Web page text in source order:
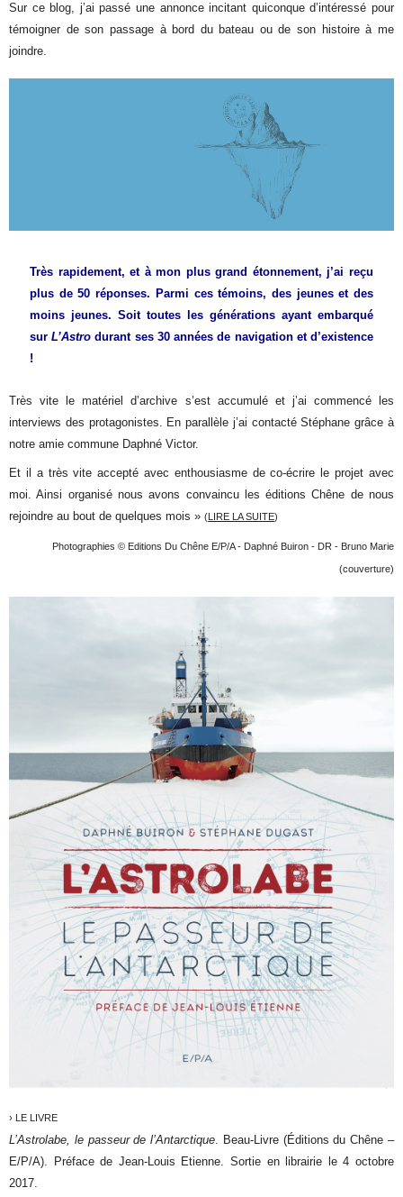
Sur ce blog, j’ai passé une annonce incitant quiconque d’intéressé pour
témoigner de son passage à bord du bateau ou de son histoire à me
joindre.
Très rapidement, et à mon plus grand étonnement, j’ai reçu
plus de 50 réponses. Parmi ces témoins, des jeunes et des
moins jeunes. Soit toutes les générations ayant embarqué
surL’Astro durant ses 30 années de navigation et d’existence
!
Très vite le matériel d’archive s’est accumulé et j’ai commencé les
interviews des protagonistes. En parallèle j’ai contacté Stéphane grâce à
notre amie commune Daphné Victor.
Et il a très vite accepté avec enthousiasme de co-écrire le projet avec
moi. Ainsi organisé nous avons convaincu les éditions Chêne de nous
rejoindre au bout de quelques mois »( LIRE LA SUITE)
Photographies © Editions Du Chêne E/P/A - Daphné Buiron - DR - Bruno Marie
(couverture)
› LE LIVRE
L’Astrolabe, le passeur de l’Antarctique . Beau-Livre (Éditions du Chêne –
E/P/A). Préface de Jean-Louis Etienne. Sortie en librairie le 4 octobre
2017.